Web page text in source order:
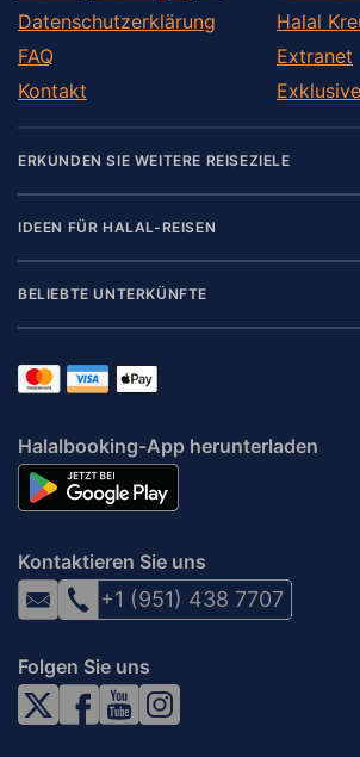
Datenschutzerklärung
FAQ
Kontakt
Halal
Extranet
ERKUNDEN SIE WEITERE REISEZIELE
IDEEN FÜR HALAL-REISEN
BELIEBTE UNTERKÜNFTE
Halalbooking-App herunterladen
Kontaktieren Sie uns
+1 (951) 438 7707
Folgen Sie uns